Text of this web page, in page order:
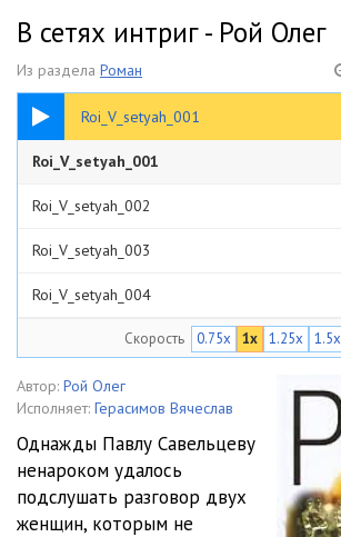
В сетях интриг - Рой Олег
Из раздела Роман
Roi_V_setyah_001
04:31
Roi_V_setyah_001
Roi_V_setyah_002
Roi_V_setyah_003
Roi_V_setyah_004
Roi_V_setyah_005
Roi_V_setyah_006
Roi_V_setyah_008
Roi_V_setyah_009
Скорость 0.75x 1x 1.25x 1.5x
Автор: Рой Олег
Исполняет: Герасимов Вячеслав
Однажды Павлу Савельцеву
ненароком удалось
подслушать разговор двух
женщин, которым не